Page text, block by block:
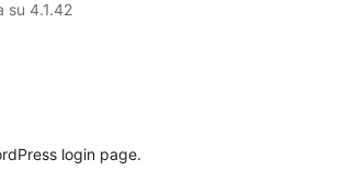
su 4.1.42
login page.